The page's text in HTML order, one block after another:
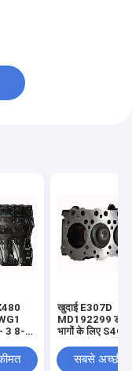
3 8-
खुदाई E307D
MD192299
भागों के लिए
सबसे अच्छी